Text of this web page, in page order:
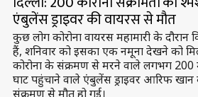
एंबुलेंस ड्राइवर की वायरस से मौत
कुछ लोग कोरोना वायरस महामारी के
हैं, शनिवार को इसका एक नमूना देखने को
कोरोना के संक्रमण से मरने वाले लगभग 200
घाट पहुंचाने वाले एंबुलेंस ड्राइवर आरिफ
संक्रमण से मौत हो गई।